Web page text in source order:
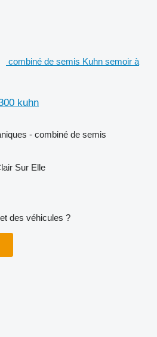
combiné de semis Kuhn semoir à
kuhn
- combiné de semis
Sur Elle
des véhicules ?